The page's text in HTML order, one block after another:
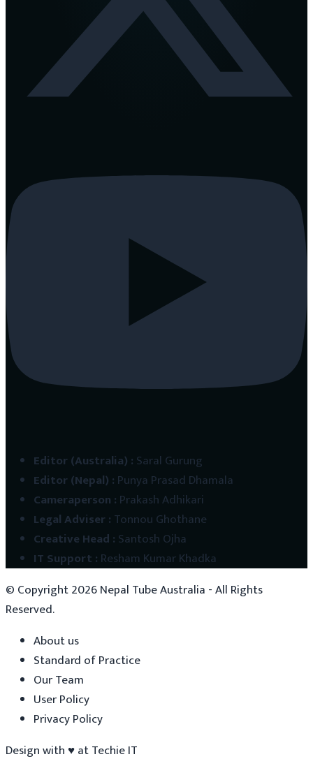
Editor (Australia) : Saral Gurung
Editor (Nepal) : Punya Prasad Dhamala
Cameraperson : Prakash Adhikari
Legal Adviser: Tonnou Ghothane
Creative Head : Santosh Ojha
IT Support : Resham Kumar Khadka
© Copyright2026Nepal Tube Australia - All Rights
Reserved.
About us
Standard of Practice
Our Team
User Policy
Privacy Policy
Design with ♥atTechie IT